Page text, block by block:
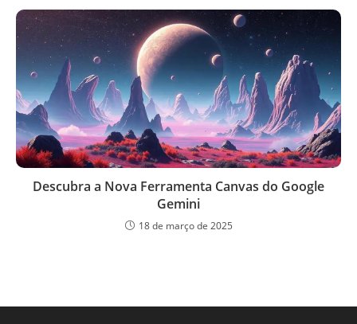
Descubra a Nova Ferramenta Canvas do Google
Gemini
18 de março de 2025